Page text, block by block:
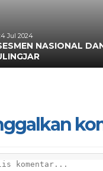
Jul 2024
NASIONAL